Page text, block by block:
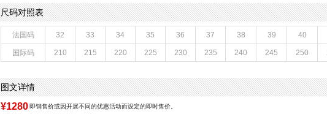
流行元素：车缝线
闭合方式：魔术贴
前掌高度：1CM
款式季节：春季
配跟：无
鞋垫材质：猪皮革
鞋头款式：圆头
鞋面材质：牛剖层革,牛皮革
鞋面图案：拼色
参考鞋长(女)：25CM
跟高数值：3CM
性别：女子
皮质特征：软面皮
里料材质：猪皮革
防水台高度：无
尺码对照表
法国码 32 33 34 35 36 37 38 39 40
国际码 210 215 220 225 230 235 240 245 250
图文详情
¥1280 即销售价或因开展不同的优惠活动而设定的即时售价。